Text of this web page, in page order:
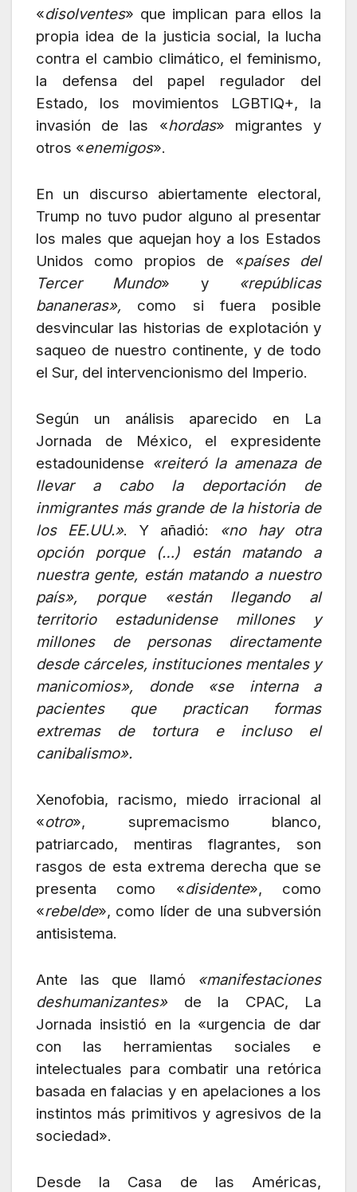
«disolventes» que implican para ellos la
propia idea de la justicia social, la lucha
contra el cambio climático, el feminismo,
la defensa del papel regulador del
Estado, los movimientos LGBTIQ+, la
invasión de las «hordas» migrantes y
otros «enemigos».
En un discurso abiertamente electoral,
Trump no tuvo pudor alguno al presentar
los males que aquejan hoy a los Estados
Unidos como propios de «países del
Tercer Mundo» y «repúblicas
bananeras», como si fuera posible
desvincular las historias de explotación y
saqueo de nuestro continente, y de todo
el Sur, del intervencionismo del Imperio.
Según un análisis aparecido en La
Jornada de México, el expresidente
estadounidense «reiteró la amenaza de
llevar a cabo la deportación de
inmigrantes más grande de la historia de
los EE.UU.». Y añadió: «no hay otra
opción porque (…) están matando a
nuestra gente, están matando a nuestro
país», porque «están llegando al
territorio estadunidense millones y
millones de personas directamente
desde cárceles, instituciones mentales y
manicomios», donde «se interna a
pacientes que practican formas
extremas de tortura e incluso el
canibalismo».
Xenofobia, racismo, miedo irracional al
«otro», supremacismo blanco,
patriarcado, mentiras flagrantes, son
rasgos de esta extrema derecha que se
presenta como «disidente», como
«rebelde», como líder de una subversión
antisistema.
Ante las que llamó «manifestaciones
deshumanizantes»de la CPAC, La
Jornada insistió en la «urgencia de dar
con las herramientas sociales e
intelectuales para combatir una retórica
basada en falacias y en apelaciones a los
instintos más primitivos y agresivos de la
sociedad».
Desde la Casa de las Américas,